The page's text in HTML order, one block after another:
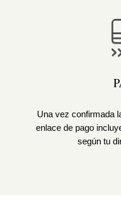
Una vez confirmada
enlace de pago
según tu